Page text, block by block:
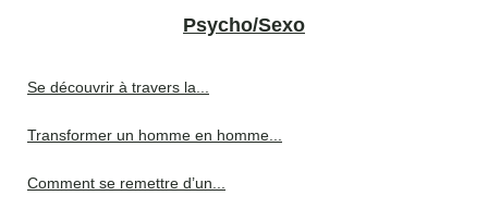
Psycho/Sexo
Se découvrir à travers la...
Transformer un homme en homme...
Comment se remettre d’un...